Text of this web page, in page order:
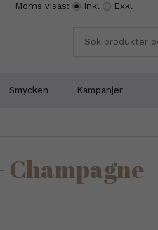
Moms visas: Inkl Exkl
Smycken Kampanjer
Champagne